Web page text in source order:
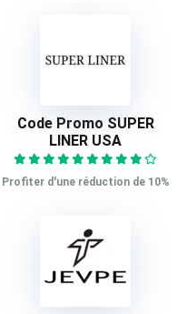
Code Promo SUPER
LINER USA
Profiter d'une réduction de 10%